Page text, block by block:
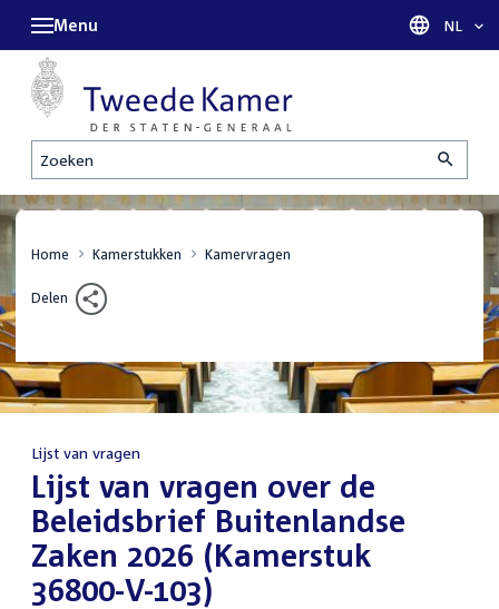
Zoeken
Menu Taal
NL
Home Kamerstukken Kamervragen
Delen
Lijst van vragen
:Lijst van vragen over de
Beleidsbrief Buitenlandse
Zaken 2026 (Kamerstuk
36800-V-103)